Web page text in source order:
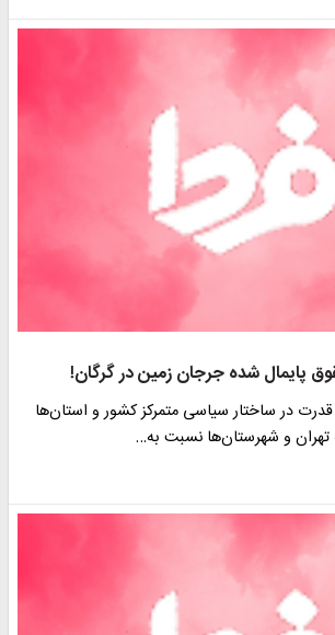
پایمال شده جرجان زمین در گرگان!
و قدرت در ساختار سیاسی متمرکز کشور و استان‌ها
تهران و شهرستان‌ها نسبت به…